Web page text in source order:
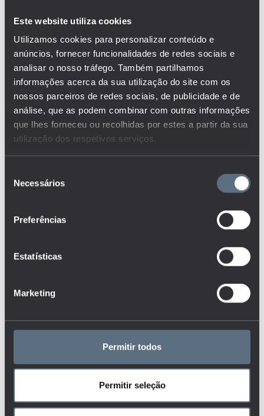
Este website utiliza cookies
Utilizamos cookies para personalizar conteúdo e
anúncios, fornecer funcionalidades de redes sociais e
analisar o nosso tráfego. Também partilhamos
informações acerca da sua utilização do site com os
nossos parceiros de redes sociais, de publicidade e de
análise, que as podem combinar com outras informações
que lhes forneceu ou recolhidas por estes a partir da sua
utilização dos respetivos serviços.
Necessários
Preferências
Estatísticas
Marketing
Permitir todos
Permitir seleção
Despesa em I&D por
setor de execução e
objetivo socioeconómico
Despesa em I&D por
setor de execução e
origem do financiamento
científica
despesa e domínio
Estudantes inscritos no
situação dos pedidos de
ENSINO PROFISSIONAL
ENSINO PROFISSIONAL E
OUTRAS VIAS
ALTERNATIVAS
ENSINO SECUNDÁRIO
FORMAÇÃO DE ADULTOS
I&D IMIGRANTES
INSTITUIÇÕES
INVESTIGAÇÃO, CIÊNCIA